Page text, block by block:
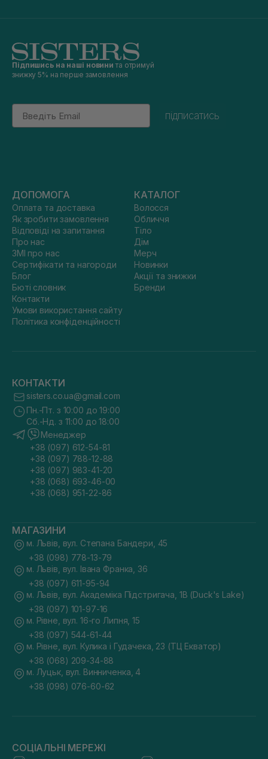
Підпишись на наші новини та отримуй
знижку 5% на перше замовлення
Email
підписатись
ДОПОМОГА
Оплата та доставка
Як зробити замовлення
Відповіді на запитання
Про нас
ЗМІ про нас
Сертифікати та нагороди
Блог
Бюті словник
Контакти
Умови використання сайту
Політика конфіденційності
КАТАЛОГ
Волосся
Обличчя
Тіло
Дім
Мерч
Новинки
Акції та знижки
Бренди
КОНТАКТИ
sisters.co.ua@gmail.com
Пн.-Пт. з 10:00 до 19:00
Сб.-Нд. з 11:00 до 18:00
Менеджер
+38 (097) 612-54-81
+38 (097) 788-12-88
+38 (097) 983-41-20
+38 (068) 693-46-00
+38 (068) 951-22-86
МАГАЗИНИ
м. Львів, вул. Степана Бандери, 45
+38 (098) 778-13-79
м. Львів, вул. Івана Франка, 36
+38 (097) 611-95-94
м. Львів, вул. Академіка Підстригача, 1В (Duck's Lake)
+38 (097) 101-97-16
м. Рівне, вул. 16-го Липня, 15
+38 (097) 544-61-44
м. Рівне, вул. Кулика і Гудачека, 23 (ТЦ Екватор)
+38 (068) 209-34-88
м. Луцьк, вул. Винниченка, 4
+38 (098) 076-60-62
СОЦІАЛЬНІ МЕРЕЖІ